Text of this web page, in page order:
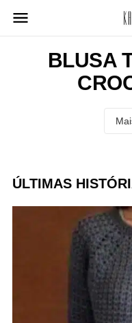
para
BLUSA
ÚLTIMAS